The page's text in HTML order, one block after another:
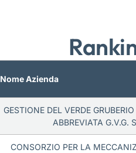
Nome Azienda
GESTIONE DEL VERDE
ABBREVIATA G.V.G.
CONSORZIO PER LA